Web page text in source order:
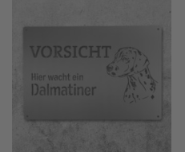
Merkzettel